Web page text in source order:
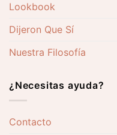
Lookbook
Dijeron Que Sí
Nuestra Filosofía
¿Necesitas ayuda?
Contacto